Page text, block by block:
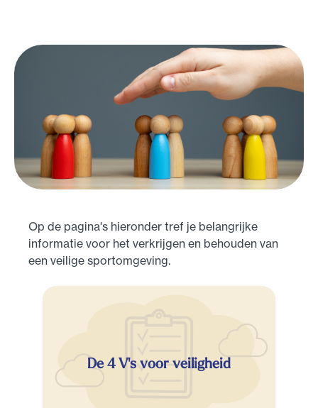
Op de pagina's hieronder tref je belangrijke
informatie voor het verkrijgen en behouden van
een veilige sportomgeving.
De 4 V's voor veiligheid